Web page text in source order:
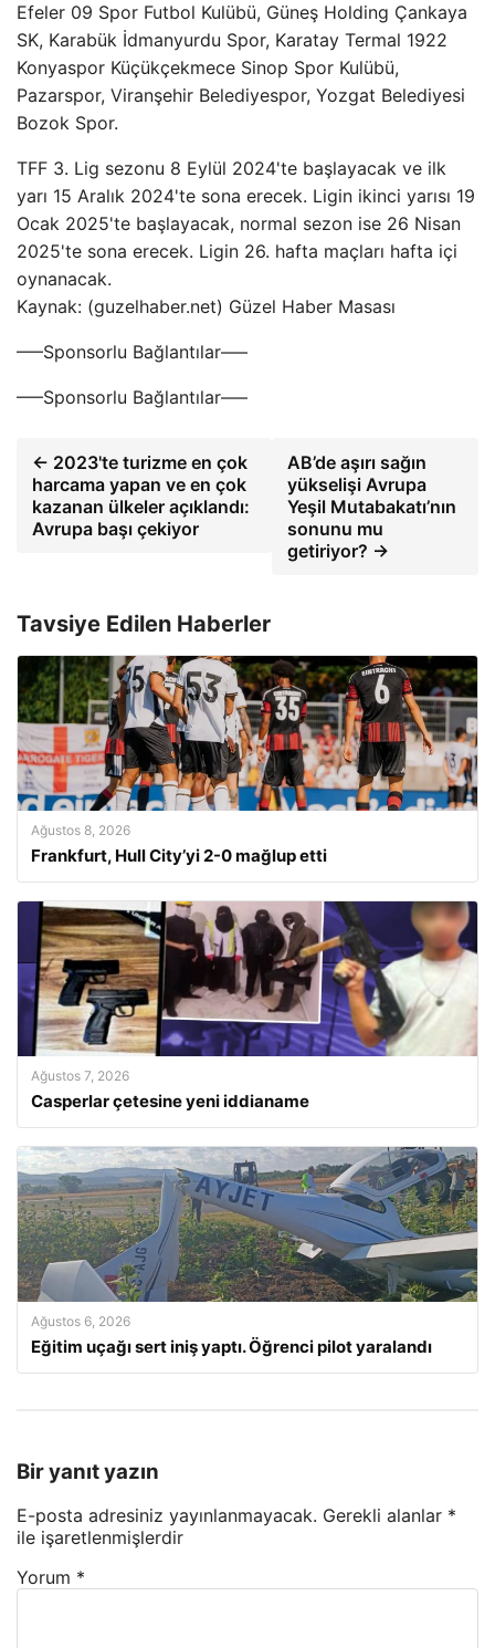
Efeler 09 Spor Futbol Kulübü, Güneş Holding Çankaya
SK, Karabük İdmanyurdu Spor, Karatay Termal 1922
Konyaspor Küçükçekmece Sinop Spor Kulübü,
Pazarspor, Viranşehir Belediyespor, Yozgat Belediyesi
Bozok Spor.
TFF 3. Lig sezonu 8 Eylül 2024'te başlayacak ve ilk
yarı 15 Aralık 2024'te sona erecek. Ligin ikinci yarısı 19
Ocak 2025'te başlayacak, normal sezon ise 26 Nisan
2025'te sona erecek. Ligin 26. hafta maçları hafta içi
oynanacak.
Kaynak: (guzelhaber.net) Güzel Haber Masası
—–Sponsorlu Bağlantılar—–
—–Sponsorlu Bağlantılar—–
← 2023'te turizme en çok
harcama yapan ve en çok
kazanan ülkeler açıklandı:
Avrupa başı çekiyor
AB’de aşırı sağın
yükselişi Avrupa
Yeşil Mutabakatı’nın
sonunu mu
getiriyor? →
Tavsiye Edilen Haberler
Ağustos 8, 2026
Frankfurt, Hull City’yi 2-0 mağlup etti
Ağustos 7, 2026
Casperlar çetesine yeni iddianame
Ağustos 6, 2026
Eğitim uçağı sert iniş yaptı. Öğrenci pilot yaralandı
Bir yanıt yazın
E-posta adresiniz yayınlanmayacak. Gerekli alanlar *
ile işaretlenmişlerdir
Yorum *